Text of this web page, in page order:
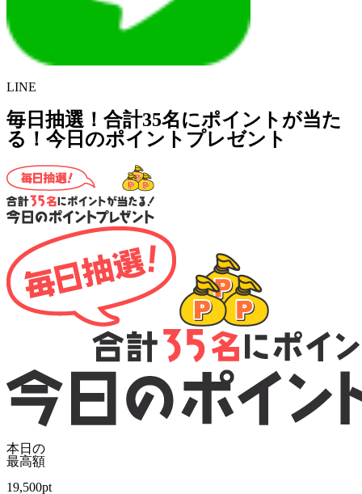
LINE
毎日抽選！合計35名にポイントが当た
る！今日のポイントプレゼント
本日の
最高額
19,500pt